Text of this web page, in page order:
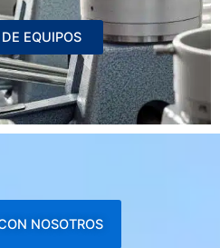
EQUIPOS
NOSOTROS